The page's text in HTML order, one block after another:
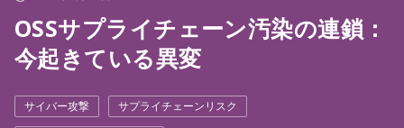
OSSサプライチェーン汚染の連鎖：
今起きている異変
サイバー攻撃
サプライチェーンリスク